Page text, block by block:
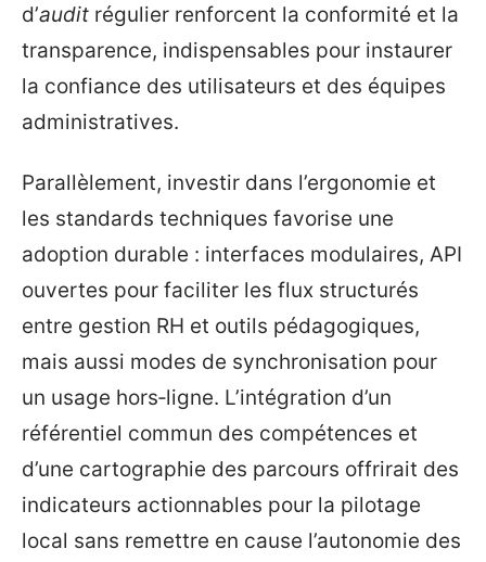
d’audit régulier renforcent la conformité et la
transparence, indispensables pour instaurer
la confiance des utilisateurs et des équipes
administratives.
Parallèlement, investir dans l’ergonomie et
les standards techniques favorise une
adoption durable : interfaces modulaires, API
ouvertes pour faciliter les flux structurés
entre gestion RH et outils pédagogiques,
mais aussi modes de synchronisation pour
un usage hors‑ligne. L’intégration d’un
référentiel commun des compétences et
d’une cartographie des parcours offrirait des
indicateurs actionnables pour la pilotage
local sans remettre en cause l’autonomie des